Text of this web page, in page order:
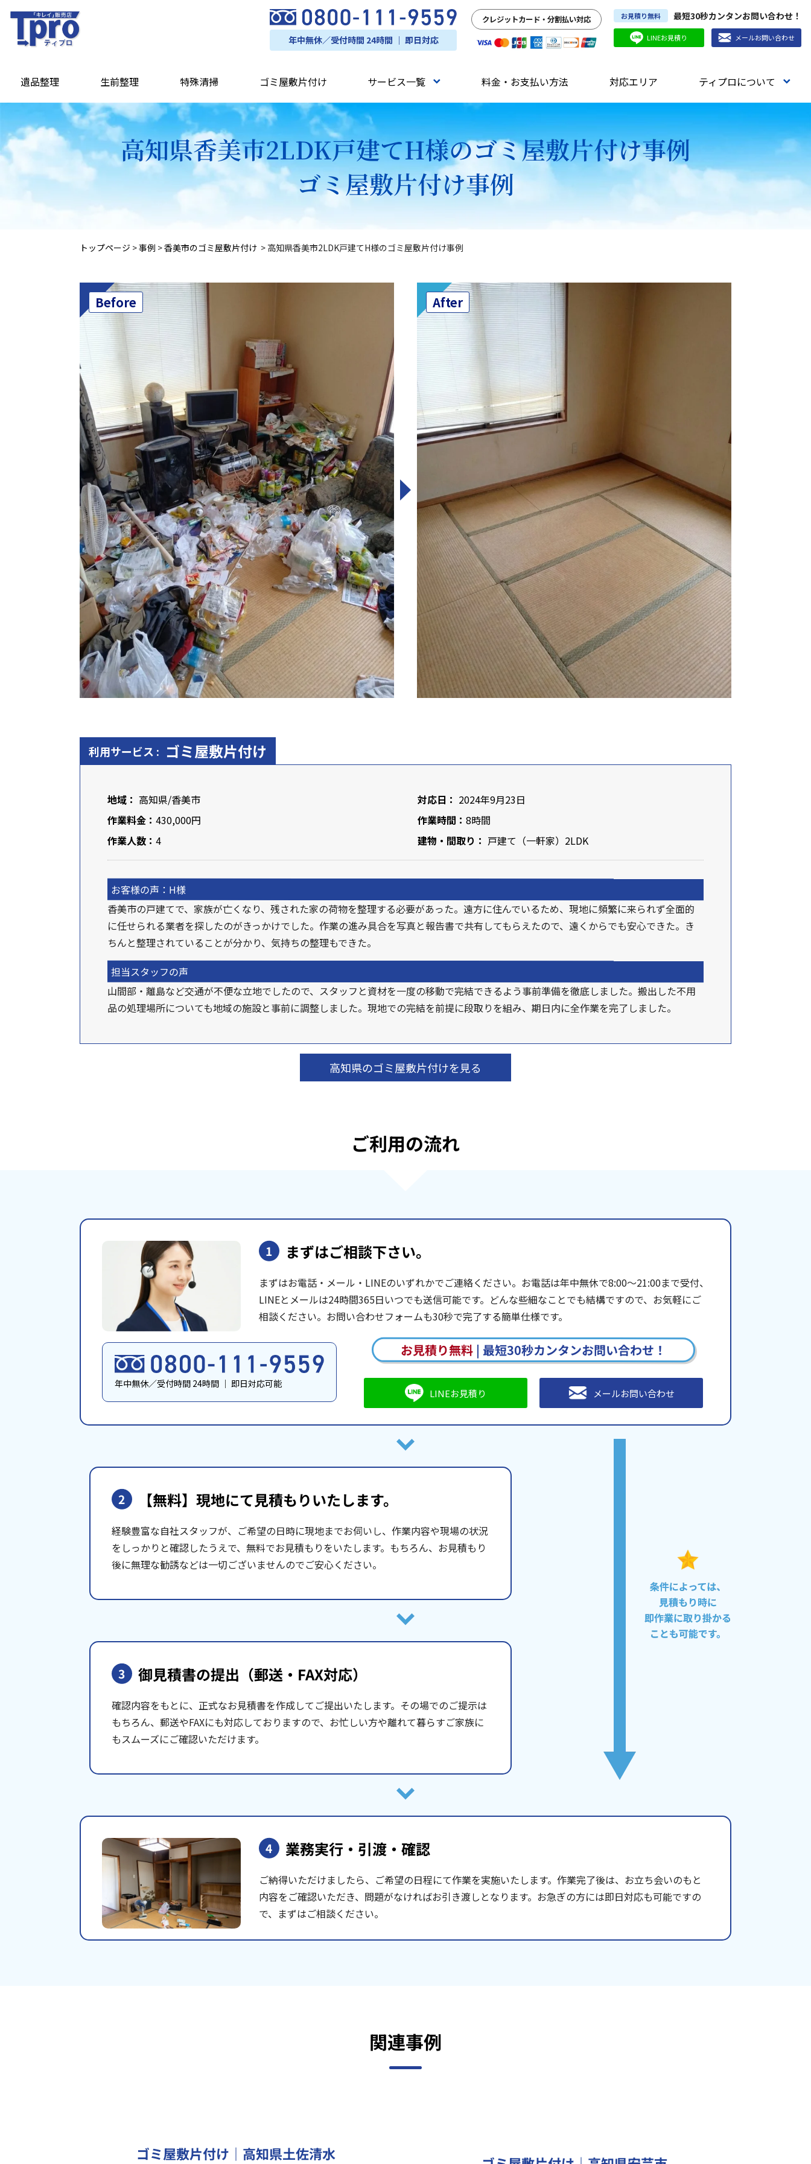
年中無休／受付時間 24時間 ｜ 即日対応
クレジットカード・分割払い対応 お見積り無料 最短30秒カンタンお問い合わせ！
LINEお見積り メールお問い合わせ
遺品整理 生前整理 特殊清掃 ゴミ屋敷片付け サービス一覧 料金・お支払い方法 対応エリア ティプロについて
高知県香美市2LDK戸建てH様のゴミ屋敷片付け事例
ゴミ屋敷片付け事例
トップページ >事例 >香美市のゴミ屋敷片付け > 高知県香美市2LDK戸建てH様のゴミ屋敷片付け事例
Before After
利用サービス : ゴミ屋敷片付け
地域： 高知県/香美市
作業料金： 430,000円
作業人数： 4
対応日： 2024年9月23日
作業時間： 8時間
建物・間取り： 戸建て（一軒家）2LDK
お客様の声：H様
香美市の戸建てで、家族が亡くなり、残された家の荷物を整理する必要があった。遠方に住んでいるため、現地に頻繁に来られず全面的
に任せられる業者を探したのがきっかけでした。作業の進み具合を写真と報告書で共有してもらえたので、遠くからでも安心できた。き
ちんと整理されていることが分かり、気持ちの整理もできた。
担当スタッフの声
山間部・離島など交通が不便な立地でしたので、スタッフと資材を一度の移動で完結できるよう事前準備を徹底しました。搬出した不用
品の処理場所についても地域の施設と事前に調整しました。現地での完結を前提に段取りを組み、期日内に全作業を完了しました。
高知県のゴミ屋敷片付けを見る
ご利用の流れ
1 まずはご相談下さい。
まずはお電話・メール・LINEのいずれかでご連絡ください。お電話は年中無休で8:00〜21:00まで受付、
LINEとメールは24時間365日いつでも送信可能です。どんな些細なことでも結構ですので、お気軽にご
相談ください。お問い合わせフォームも30秒で完了する簡単仕様です。
年中無休／受付時間 24時間 ｜ 即日対応可能
お見積り無料| 最短30秒カンタンお問い合わせ！
LINEお見積り メールお問い合わせ
2 【無料】現地にて見積もりいたします。
経験豊富な自社スタッフが、ご希望の日時に現地までお伺いし、作業内容や現場の状況
をしっかりと確認したうえで、無料でお見積もりをいたします。もちろん、お見積もり
後に無理な勧誘などは一切ございませんのでご安心ください。
3 御見積書の提出 （郵送・FAX対応）
確認内容をもとに、正式なお見積書を作成してご提出いたします。その場でのご提示は
もちろん、郵送やFAXにも対応しておりますので、お忙しい方や離れて暮らすご家族に
もスムーズにご確認いただけます。
4 業務実行・引渡・確認
ご納得いただけましたら、ご希望の日程にて作業を実施いたします。作業完了後は、お立ち会いのもと
内容をご確認いただき、問題がなければお引き渡しとなります。お急ぎの方には即日対応も可能ですの
で、まずはご相談ください。
関連事例
ゴミ屋敷片付け｜高知県土佐清水